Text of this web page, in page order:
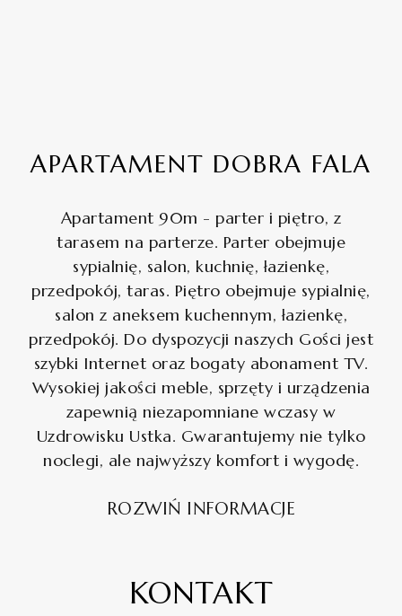
APARTAMENT DOBRA FALA
Apartament 90m - parter i piętro, z
tarasem na parterze. Parter obejmuje
sypialnię, salon, kuchnię, łazienkę,
przedpokój, taras. Piętro obejmuje sypialnię,
salon z aneksem kuchennym, łazienkę,
przedpokój. Do dyspozycji naszych Gości jest
szybki Internet oraz bogaty abonament TV.
Wysokiej jakości meble, sprzęty i urządzenia
zapewnią niezapomniane wczasy w
Uzdrowisku Ustka. Gwarantujemy nie tylko
noclegi, ale najwyższy komfort i wygodę.
ROZWIŃ INFORMACJE
KONTAKT